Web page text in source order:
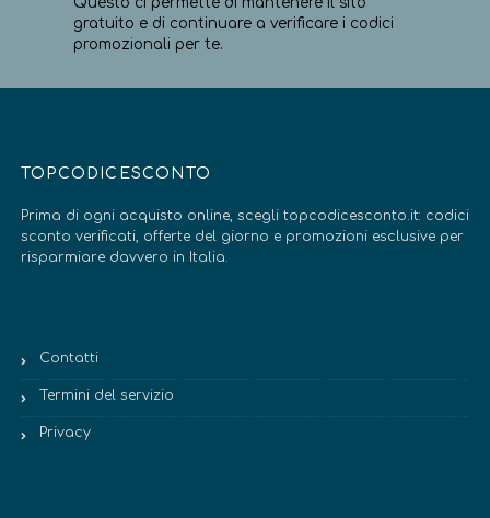
gratuito e di continuare a verificare i codici
promozionali per te.
TOPCODICESCONTO
Prima di ogni acquisto online, scegli topcodicesconto.it: codici
sconto verificati, offerte del giorno e promozioni esclusive per
risparmiare davvero in Italia.
Contatti
Termini del servizio
Privacy